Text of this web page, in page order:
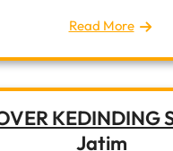
Read More
KEDINDING
Jatim